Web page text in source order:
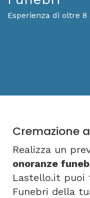
Esperienza di oltre 8
Cremazione
Realizza un
onoranze
Lastello.it puoi
Funebri della